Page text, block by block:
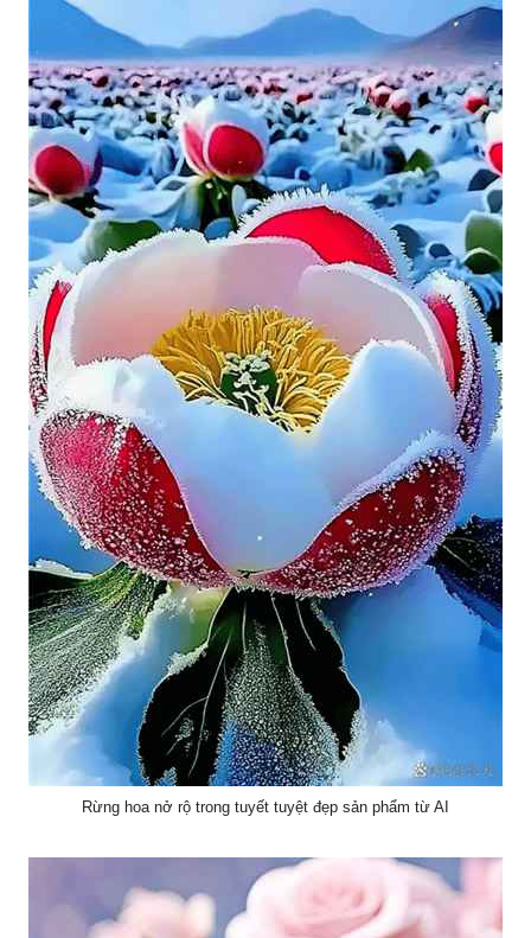
Rừng hoa nở rộ trong tuyết tuyệt đẹp sản phẩm từ AI